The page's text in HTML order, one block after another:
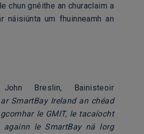
chun gnéithe an churaclaim a
um fhuinneamh an
Breslin, Bainisteoir
SmartBay Ireland an chéad
le GMIT, le tacaíocht
le SmartBay ná lorg